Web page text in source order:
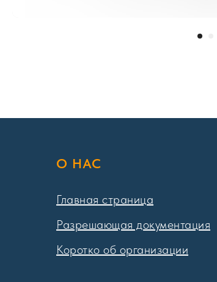
О НАС
Главная страница
Разрешающая документация
Коротко об организации